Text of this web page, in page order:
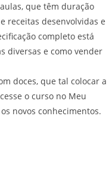
que têm duração
receitas desenvolvidas e
completo está
diversas e como vender
doces, que tal colocar a
o curso no Meu
novos conhecimentos.